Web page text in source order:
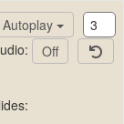
Autoplay
Off